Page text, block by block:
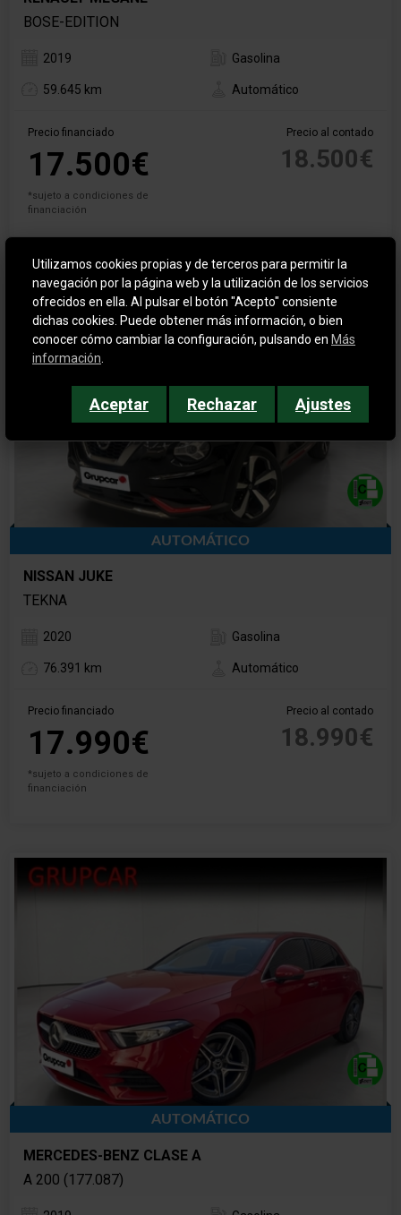
BOSE-EDITION
2019 Gasolina
59.645 km Automático
Precio financiado
17.500€
*sujeto a condiciones de
financiación
Precio al contado
18.500€
AUTOMÁTICO
NISSAN JUKE
TEKNA
2020 Gasolina
76.391 km Automático
Precio financiado
17.990€
*sujeto a condiciones de
financiación
Precio al contado
18.990€
AUTOMÁTICO
MERCEDES-BENZ CLASE A
A 200 (177.087)
Utilizamos cookies propias y de terceros para permitir la
navegación por la página web y la utilización de los servicios
ofrecidos en ella. Al pulsar el botón "Acepto" consiente
dichas cookies. Puede obtener más información, o bien
conocer cómo cambiar la configuración, pulsando en Más
información
Aceptar Rechazar Ajustes